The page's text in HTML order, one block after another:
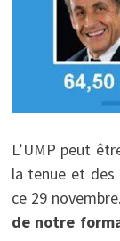
L’UMP peut
la tenue et des
ce 29 novembre.
de notre